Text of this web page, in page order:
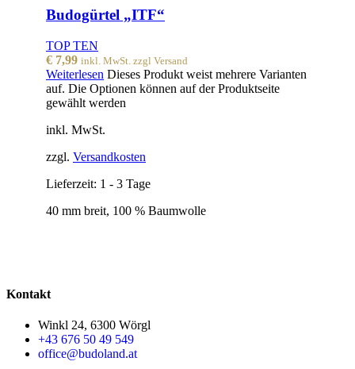
Budogürtel „ITF“
TOP TEN
€ 7,99 inkl. MwSt. zzgl Versand
Weiterlesen Dieses Produkt weist mehrere Varianten
auf. Die Optionen können auf der Produktseite
gewählt werden
inkl. MwSt.
zzgl. Versandkosten
Lieferzeit: 1 - 3 Tage
40 mm breit, 100 % Baumwolle
Kontakt
Winkl 24, 6300 Wörgl
+43 676 50 49 549
office@budoland.at